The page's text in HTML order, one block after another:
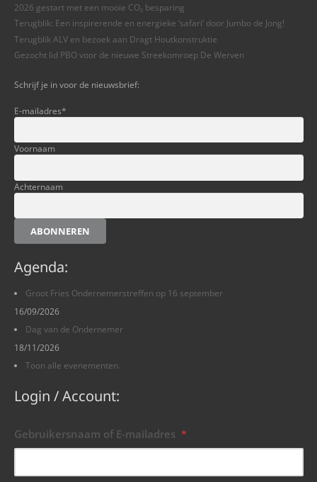
2026 gestart met een mooie CO₂ besparing
Terugblik: Een inspirerende en energieke ‘safari’ door Jumbo de Jong!
Terugblik ALV en bezoek aan Dragt Houtkonstruktie
Gezocht lid PBO voor de nieuwe Streekomroep De Werven
Schrijf je in voor de nieuwsbrief:
E-mailadres*
Voornaam
Achternaam
ABONNEREN
Agenda:
Groot Fries Ondernemerstreffen op 16 september
16/09/2026
Dag van de Ondernemer
18/11/2026
Toon alle evenementen.
Login / Account:
Gebruikersnaam of E-mailadres *